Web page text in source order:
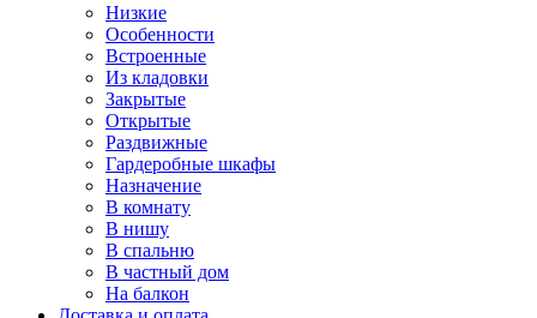
Низкие
Особенности
Встроенные
Из кладовки
Закрытые
Открытые
Раздвижные
Гардеробные шкафы
Назначение
В комнату
В нишу
В спальню
В частный дом
На балкон